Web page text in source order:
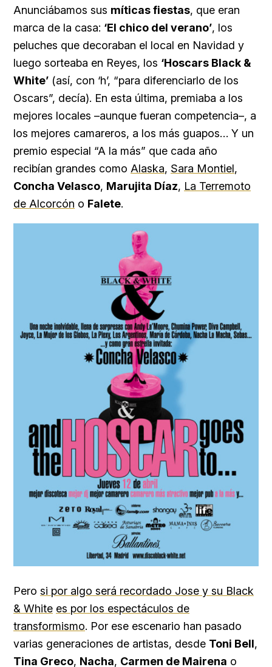
Anunciábamos sus míticas fiestas, que eran
marca de la casa: ‘El chico del verano’, los
peluches que decoraban el local en Navidad y
luego sorteaba en Reyes, los ‘Hoscars Black &
White’ (así, con ‘h’, “para diferenciarlo de los
Oscars”, decía). En esta última, premiaba a los
mejores locales –aunque fueran competencia–, a
los mejores camareros, a los más guapos… Y un
premio especial “A la más” que cada año
recibían grandes como Alaska, Sara Montiel,
Concha Velasco, Marujita Díaz, La Terremoto
de Alcorcón o Falete.
Pero si por algo será recordado Jose y su Black
& White es por los espectáculos de
transformismo. Por ese escenario han pasado
varias generaciones de artistas, desde Toni Bell,
Tina Greco, Nacha, Carmen de Mairena o